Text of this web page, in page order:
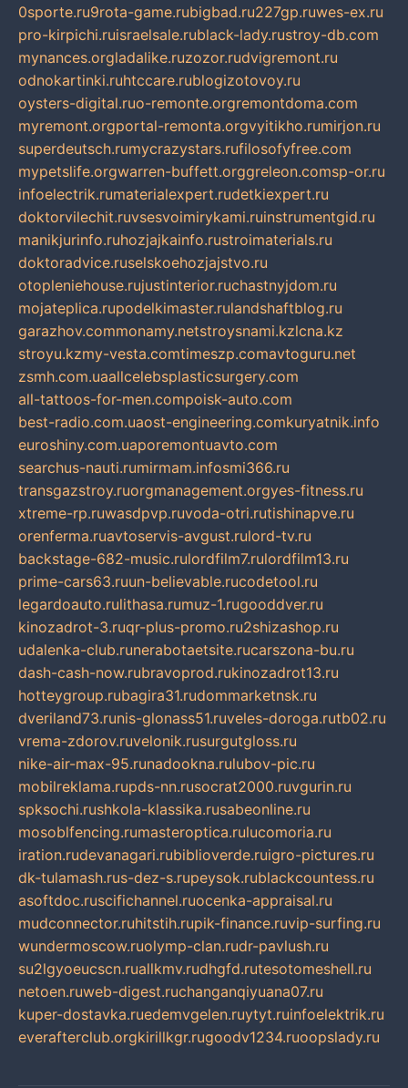
0sporte.ru9rota-game.rubigbad.ru227gp.ruwes-ex.ru
pro-kirpichi.ruisraelsale.rublack-lady.rustroy-db.com
mynances.orgladalike.ruzozor.rudvigremont.ru
odnokartinki.ruhtccare.rublogizotovoy.ru
oysters-digital.ruo-remonte.orgremontdoma.com
myremont.orgportal-remonta.orgvyitikho.rumirjon.ru
superdeutsch.rumycrazystars.rufilosofyfree.com
mypetslife.orgwarren-buffett.orggreleon.comsp-or.ru
infoelectrik.rumaterialexpert.rudetkiexpert.ru
doktorvilechit.ruvsesvoimirykami.ruinstrumentgid.ru
manikjurinfo.ruhozjajkainfo.rustroimaterials.ru
doktoradvice.ruselskoehozjajstvo.ru
otopleniehouse.rujustinterior.ruchastnyjdom.ru
mojateplica.rupodelkimaster.rulandshaftblog.ru
garazhov.commonamy.netstroysnami.kzlcna.kz
stroyu.kzmy-vesta.comtimeszp.comavtoguru.net
zsmh.com.uaallcelebsplasticsurgery.com
all-tattoos-for-men.compoisk-auto.com
best-radio.com.uaost-engineering.comkuryatnik.info
euroshiny.com.uaporemontuavto.com
searchus-nauti.rumirmam.infosmi366.ru
transgazstroy.ruorgmanagement.orgyes-fitness.ru
xtreme-rp.ruwasdpvp.ruvoda-otri.rutishinapve.ru
orenferma.ruavtoservis-avgust.rulord-tv.ru
backstage-682-music.rulordfilm7.rulordfilm13.ru
prime-cars63.ruun-believable.rucodetool.ru
legardoauto.rulithasa.rumuz-1.rugooddver.ru
kinozadrot-3.ruqr-plus-promo.ru2shizashop.ru
udalenka-club.runerabotaetsite.rucarszona-bu.ru
dash-cash-now.rubravoprod.rukinozadrot13.ru
hotteygroup.rubagira31.rudommarketnsk.ru
dveriland73.runis-glonass51.ruveles-doroga.rutb02.ru
vrema-zdorov.ruvelonik.rusurgutgloss.ru
nike-air-max-95.runadookna.rulubov-pic.ru
mobilreklama.rupds-nn.rusocrat2000.ruvgurin.ru
spksochi.rushkola-klassika.rusabeonline.ru
mosoblfencing.rumasteroptica.rulucomoria.ru
iration.rudevanagari.rubiblioverde.ruigro-pictures.ru
dk-tulamash.rus-dez-s.rupeysok.rublackcountess.ru
asoftdoc.ruscifichannel.ruocenka-appraisal.ru
mudconnector.ruhitstih.rupik-finance.ruvip-surfing.ru
wundermoscow.ruolymp-clan.rudr-pavlush.ru
su2lgyoeucscn.ruallkmv.rudhgfd.rutesotomeshell.ru
netoen.ruweb-digest.ruchanganqiyuana07.ru
kuper-dostavka.ruedemvgelen.ruytyt.ruinfoelektrik.ru
everafterclub.orgkirillkgr.rugoodv1234.ruoopslady.ru